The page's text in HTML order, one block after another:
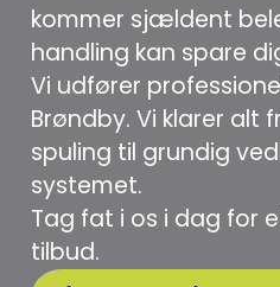
kommer sjældent
handling kan spare
Vi udfører
Brøndby. Vi klarer alt
spuling til grundig
systemet.
Tag fat i os i dag for
tilbud.